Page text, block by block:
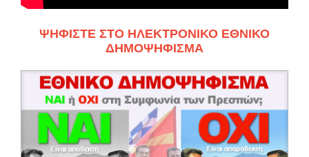
ΨΗΦΙΣΤΕ ΣΤΟ ΗΛΕΚΤΡΟΝΙΚΟ ΕΘΝΙΚΟ
ΔΗΜΟΨΗΦΙΣΜΑ